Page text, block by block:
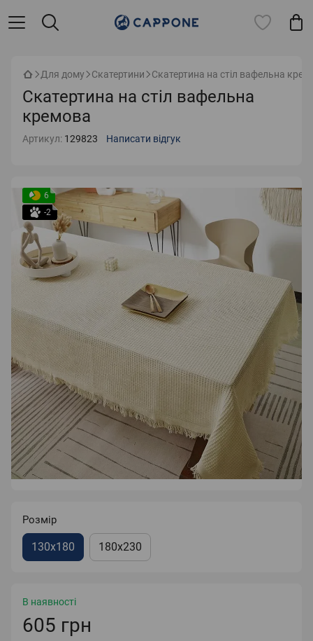
Для дому Скатертини Скатертина на стіл вафельна
Скатертина на стіл вафельна
кремова
Артикул: 129823 Написати відгук
6
-2
Розмір
130x180 180x230
В наявності
605 грн